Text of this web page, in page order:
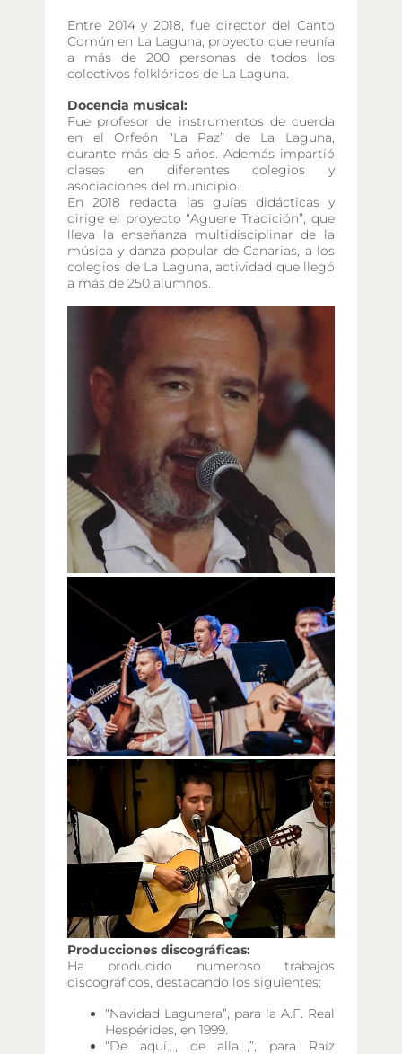
Entre 2014 y 2018, fue director del Canto
Común en La Laguna, proyecto que reunía
a más de 200 personas de todos los
colectivos folklóricos de La Laguna.
Docencia musical:
Fue profesor de instrumentos de cuerda
en el Orfeón “La Paz” de La Laguna,
durante más de 5 años. Además impartió
clases en diferentes colegios y
asociaciones del municipio.
En 2018 redacta las guías didácticas y
dirige el proyecto “Aguere Tradición”, que
lleva la enseñanza multidisciplinar de la
música y danza popular de Canarias, a los
colegios de La Laguna, actividad que llegó
a más de 250 alumnos.
Producciones discográficas:
Ha producido numeroso trabajos
discográficos, destacando los siguientes:
“Navidad Lagunera”, para la A.F. Real
Hespérides, en 1999.
“De aquí…, de alla…,”, para Raíz